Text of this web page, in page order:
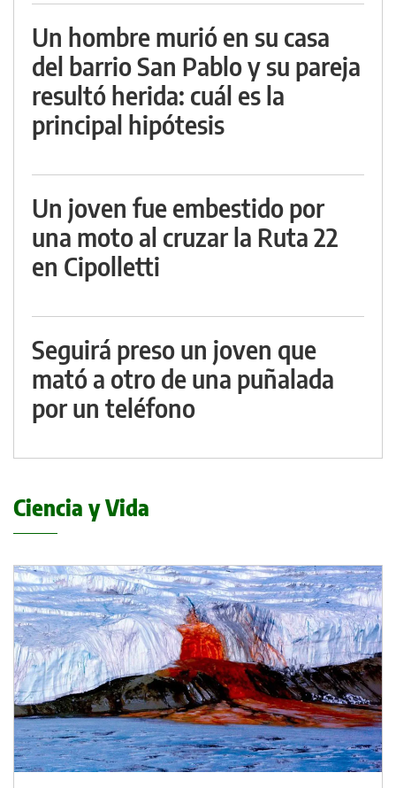
Un hombre murió en su casa
del barrio San Pablo y su pareja
resultó herida: cuál es la
principal hipótesis
Un joven fue embestido por
una moto al cruzar la Ruta 22
en Cipolletti
Seguirá preso un joven que
mató a otro de una puñalada
por un teléfono
Ciencia y Vida